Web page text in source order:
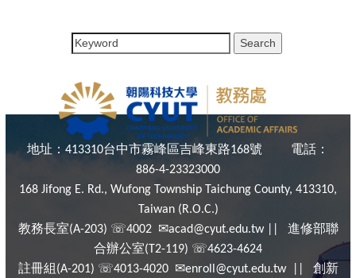
地址： 413310台中市霧峰區吉峰東路168號 電話：
886-4-23323000
168 Jifong E. Rd., Wufong Township Taichung County, 413310,
Taiwan (R.O.C.)
教務長室(A-203) ☏4002 ✉acad@cyut.edu.tw || 進修部聯
合辦公室(T2-119) ☏4623-4624
註冊組 (A-201) ☏4013-4020 ✉enroll@cyut.edu.tw || 創新